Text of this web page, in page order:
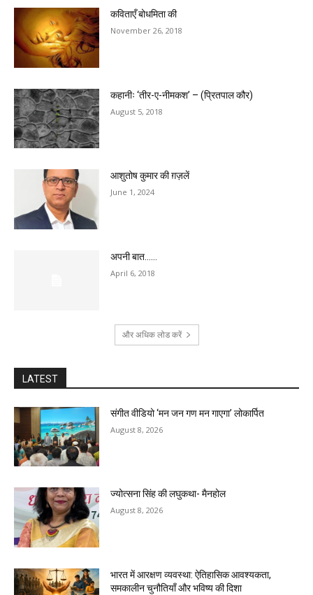
कविताएँ बोधमिता की
November 26, 2018
कहानीः ‘तीर-ए-नीमकश’ – (प्रितपाल कौर)
August 5, 2018
आशुतोष कुमार की ग़ज़लें
June 1, 2024
अपनी बात……
April 6, 2018
और अधिक लोड करें
LATEST
संगीत वीडियो ‘मन जन गण मन गाएगा’ लोकार्पित
August 8, 2026
ज्योत्सना सिंह की लघुकथा- मैनहोल
August 8, 2026
भारत में आरक्षण व्यवस्था: ऐतिहासिक आवश्यकता,
समकालीन चुनौतियाँ और भविष्य की दिशा